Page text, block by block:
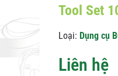
Tool Set
Loại: Dụng cụ
Liên hệ